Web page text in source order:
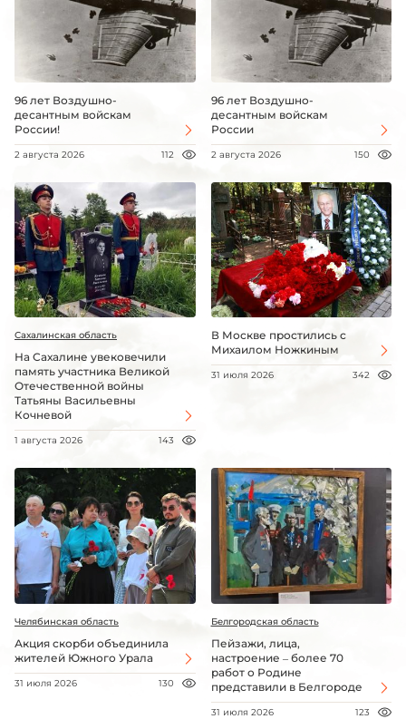
96 лет Воздушно-
десантным войскам
России!
2 августа 2026 112
96 лет Воздушно-
десантным войскам
России
2 августа 2026 150
Сахалинская область
На Сахалине увековечили
память участника Великой
Отечественной войны
Татьяны Васильевны
Кочневой
1 августа 2026 143
В Москве простились с
Михаилом Ножкиным
31 июля 2026 342
Челябинская область
Акция скорби объединила
жителей Южного Урала
31 июля 2026 130
Белгородская область
Пейзажи, лица,
настроение – более 70
работ о Родине
представили в Белгороде
31 июля 2026 123